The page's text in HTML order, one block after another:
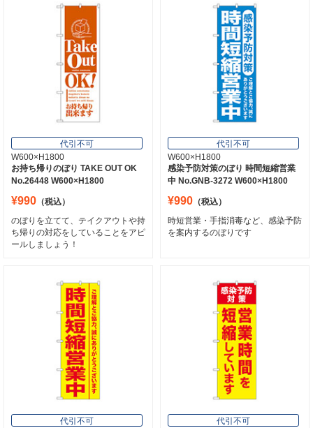
代引不可
W600×H1800
お持ち帰りのぼり TAKE OUT OK
No.26448 W600×H1800
¥990 （税込）
のぼりを立てて、テイクアウトや持
ち帰りの対応をしていることをアピ
ールしましょう！
代引不可
W600×H1800
感染予防対策のぼり 時間短縮営業
中 No.GNB-3272 W600×H1800
¥990 （税込）
時短営業・手指消毒など、感染予防
を案内するのぼりです
代引不可
代引不可